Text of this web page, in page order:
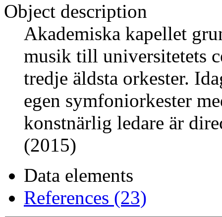
Object description
Akademiska kapellet
musik till universitetets
tredje äldsta orkester.
egen symfoniorkester
konstnärlig ledare är
(2015)
Data elements
References (23)